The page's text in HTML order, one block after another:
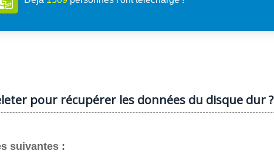
pour récupérer les données du disque dur ?
suivantes :